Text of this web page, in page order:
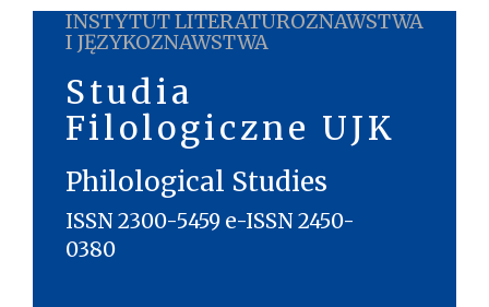
INSTYTUT LITERATUROZNAWSTWA
I JĘZYKOZNAWSTWA
Studia
Filologiczne UJK
Philological Studies
ISSN 2300-5459 e-ISSN 2450-
0380